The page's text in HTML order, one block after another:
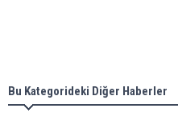
Bu Kategorideki Diğer Haberler